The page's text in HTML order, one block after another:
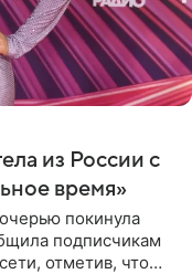
из России с
время»
покинула
подписчикам
отметив, что